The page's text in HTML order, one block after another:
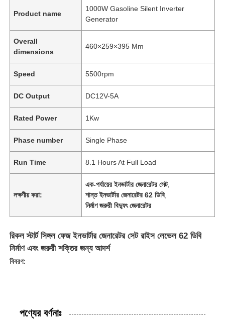
Product name
1000W Gasoline Silent Inverter
Generator
Overall
dimensions
460×259×395 Mm
Speed 5500rpm
DC Output DC12V-5A
Rated Power 1Kw
Phase number Single Phase
Run Time 8.1 Hours At Full Load
লক্ষণীয় করা:
এক-পর্যায়ের ইনভার্টার জেনারেটর সেট,
শান্ত ইনভার্টার জেনারেটর 62 ডিবি,
নির্মাণ জরুরী বিদ্যুৎ জেনারেটর
রিকল স্টার্ট সিঙ্গল ফেজ ইনভার্টার জেনারেটর সেট রাইস লেভেল 62 ডিবি
নির্মাণ এবং জরুরী শক্তির জন্য আদর্শ
বিবরণ:
পণ্যের বর্ণনাঃ